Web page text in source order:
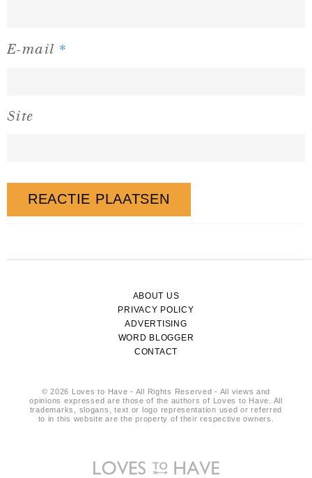
E-mail *
Site
ABOUT US
PRIVACY POLICY
ADVERTISING
WORD BLOGGER
CONTACT
© 2026 Loves to Have - All Rights Reserved - All views and
opinions expressed are those of the authors of Loves to Have. All
trademarks, slogans, text or logo representation used or referred
to in this website are the property of their respective owners.